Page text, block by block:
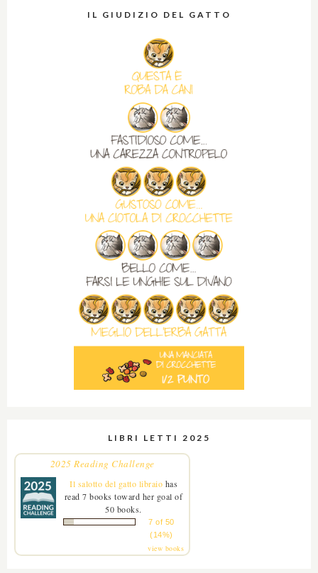
IL GIUDIZIO DEL GATTO
LIBRI LETTI 2025
2025 Reading Challenge
Il salotto del gatto libraio has
read 7 books toward her goal of
50 books.
7 of 50
(14%)
view books